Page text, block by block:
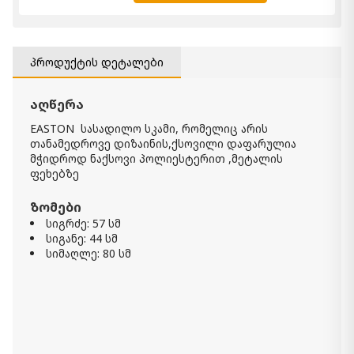
პროდუქტის დეტალები
აღწერა
EASTON სასადილო სკამი, რომელიც არის
თანამედროვე დიზაინის,ქსოვილი დაფარულია
მჭიდროდ ნაქსოვი პოლიესტერით ,მეტალის
ფეხებზე
ზომები
სიგრძე: 57 სმ
სიგანე: 44 სმ
სიმაღლე: 80 სმ